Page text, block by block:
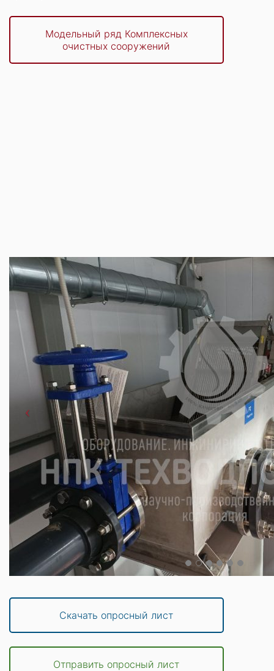
Модельный ряд Комплексных
очистных сооружений
Скачать опросный лист
Отправить опросный лист